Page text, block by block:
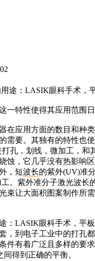
途：LASIK眼科手术，
一特性使得其应用范围日
应用方面的数目和种
需要。其独有的特性也
孔，划线，微加工，
蚀，它几乎没有热影响
，短波长的紫外(UV)准
。紫外准分子激光波
束让大面积图案制作所
LASIK眼科手术，平板
，到电子工业中的打孔
件有着广泛且多样的
得到正确的平衡。